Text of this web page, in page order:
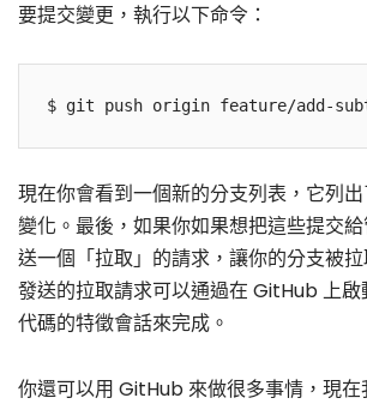
要提交變更，執行以下命令：
$ git push origin feature/add-
現在你會看到一個新的分支列表，它列
變化。最後，如果你如果想把這些提交
送一個「拉取」的請求，讓你的分支被
發送的拉取請求可以通過在 GitHub 上
代碼的特徵會話來完成。
你還可以用 GitHub 來做很多事情，現